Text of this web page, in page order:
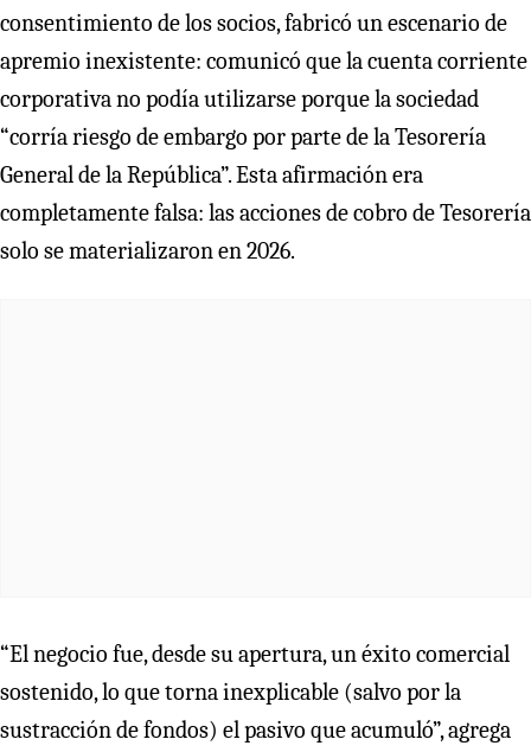
consentimiento de los socios, fabricó un escenario de
apremio inexistente: comunicó que la cuenta corriente
corporativa no podía utilizarse porque la sociedad
“corría riesgo de embargo por parte de la Tesorería
General de la República”. Esta afirmación era
completamente falsa: las acciones de cobro de Tesorería
solo se materializaron en 2026.
“El negocio fue, desde su apertura, un éxito comercial
sostenido, lo que torna inexplicable (salvo por la
sustracción de fondos) el pasivo que acumuló”, agrega